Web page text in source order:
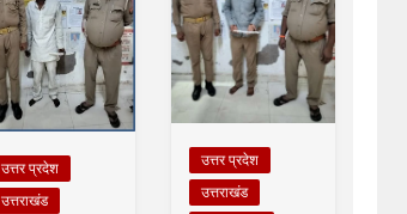
उत्तर प्रदेश
उत्तराखंड
उत्तर प्रदेश
उत्तराखंड